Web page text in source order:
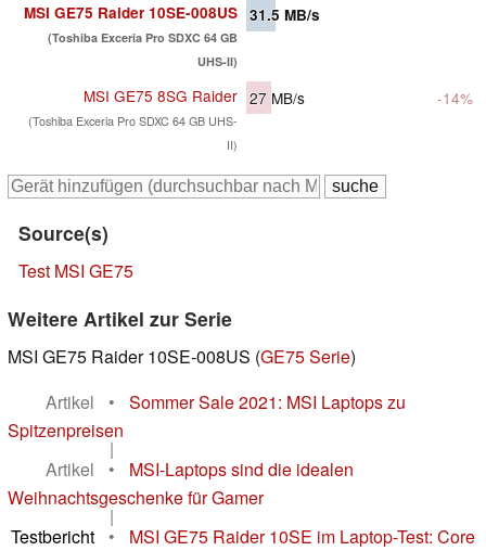
MSI GE75 Raider 10SE-008US
(Toshiba Exceria Pro SDXC 64 GB
UHS-II)
31.5 MB/s
MSI GE75 8SG Raider
(Toshiba Exceria Pro SDXC 64 GB UHS-
II)
27 MB/s -14%
Source(s)
Test MSI GE75
Weitere Artikel zur Serie
MSI GE75 Raider 10SE-008US (GE75 Serie)
Artikel
•
Sommer Sale 2021: MSI Laptops zu
Spitzenpreisen
|
Artikel
•
MSI-Laptops sind die idealen
Weihnachtsgeschenke für Gamer
|
Testbericht
•
MSI GE75 Raider 10SE im Laptop-Test: Core